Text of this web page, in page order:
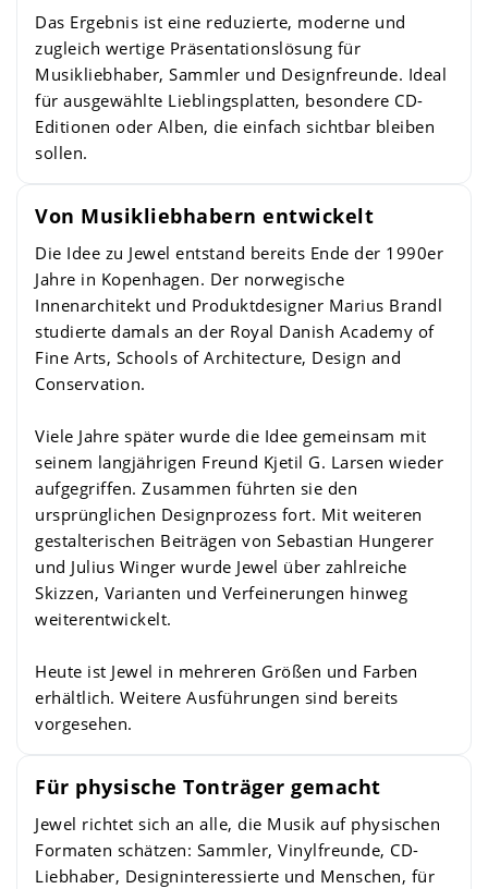
Das Ergebnis ist eine reduzierte, moderne und
zugleich wertige Präsentationslösung für
Musikliebhaber, Sammler und Designfreunde. Ideal
für ausgewählte Lieblingsplatten, besondere CD-
Editionen oder Alben, die einfach sichtbar bleiben
sollen.
Von Musikliebhabern entwickelt
Die Idee zu Jewel entstand bereits Ende der 1990er
Jahre in Kopenhagen. Der norwegische
Innenarchitekt und Produktdesigner Marius Brandl
studierte damals an der Royal Danish Academy of
Fine Arts, Schools of Architecture, Design and
Conservation.
Viele Jahre später wurde die Idee gemeinsam mit
seinem langjährigen Freund Kjetil G. Larsen wieder
aufgegriffen. Zusammen führten sie den
ursprünglichen Designprozess fort. Mit weiteren
gestalterischen Beiträgen von Sebastian Hungerer
und Julius Winger wurde Jewel über zahlreiche
Skizzen, Varianten und Verfeinerungen hinweg
weiterentwickelt.
Heute ist Jewel in mehreren Größen und Farben
erhältlich. Weitere Ausführungen sind bereits
vorgesehen.
Für physische Tonträger gemacht
Jewel richtet sich an alle, die Musik auf physischen
Formaten schätzen: Sammler, Vinylfreunde, CD-
Liebhaber, Designinteressierte und Menschen, für